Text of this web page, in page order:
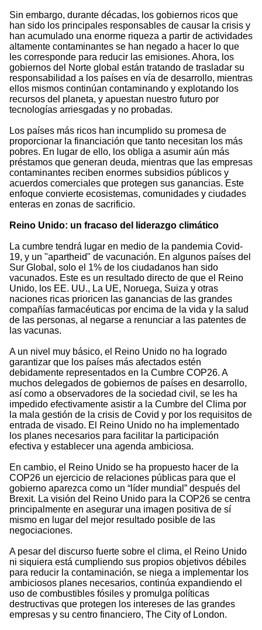
Sin embargo, durante décadas, los gobiernos ricos que
han sido los principales responsables de causar la crisis y
han acumulado una enorme riqueza a partir de actividades
altamente contaminantes se han negado a hacer lo que
les corresponde para reducir las emisiones. Ahora, los
gobiernos del Norte global están tratando de trasladar su
responsabilidad a los países en vía de desarrollo, mientras
ellos mismos continúan contaminando y explotando los
recursos del planeta, y apuestan nuestro futuro por
tecnologías arriesgadas y no probadas.
Los países más ricos han incumplido su promesa de
proporcionar la financiación que tanto necesitan los más
pobres. En lugar de ello, los obliga a asumir aún más
préstamos que generan deuda, mientras que las empresas
contaminantes reciben enormes subsidios públicos y
acuerdos comerciales que protegen sus ganancias. Este
enfoque convierte ecosistemas, comunidades y ciudades
enteras en zonas de sacrificio.
Reino Unido: un fracaso del liderazgo climático
La cumbre tendrá lugar en medio de la pandemia Covid-
19, y un "apartheid" de vacunación. En algunos países del
Sur Global, solo el 1% de los ciudadanos han sido
vacunados. Este es un resultado directo de que el Reino
Unido, los EE. UU., La UE, Noruega, Suiza y otras
naciones ricas prioricen las ganancias de las grandes
compañías farmacéuticas por encima de la vida y la salud
de las personas, al negarse a renunciar a las patentes de
las vacunas.
A un nivel muy básico, el Reino Unido no ha logrado
garantizar que los países más afectados estén
debidamente representados en la Cumbre COP26. A
muchos delegados de gobiernos de países en desarrollo,
así como a observadores de la sociedad civil, se les ha
impedido efectivamente asistir a la Cumbre del Clima por
la mala gestión de la crisis de Covid y por los requisitos de
entrada de visado. El Reino Unido no ha implementado
los planes necesarios para facilitar la participación
efectiva y establecer una agenda ambiciosa.
En cambio, el Reino Unido se ha propuesto hacer de la
COP26 un ejercicio de relaciones públicas para que el
gobierno aparezca como un “líder mundial” después del
Brexit. La visión del Reino Unido para la COP26 se centra
principalmente en asegurar una imagen positiva de sí
mismo en lugar del mejor resultado posible de las
negociaciones.
A pesar del discurso fuerte sobre el clima, el Reino Unido
ni siquiera está cumpliendo sus propios objetivos débiles
para reducir la contaminación, se niega a implementar los
ambiciosos planes necesarios, continúa expandiendo el
uso de combustibles fósiles y promulga políticas
destructivas que protegen los intereses de las grandes
empresas y su centro financiero, The City of London.